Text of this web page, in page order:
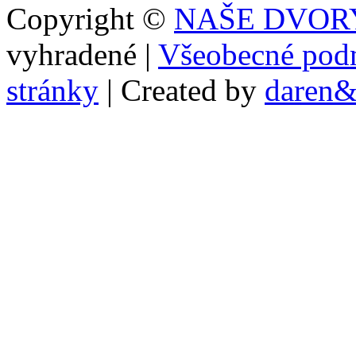
Copyright © NAŠE
vyhradené | Všeobecné
stránky | Created by